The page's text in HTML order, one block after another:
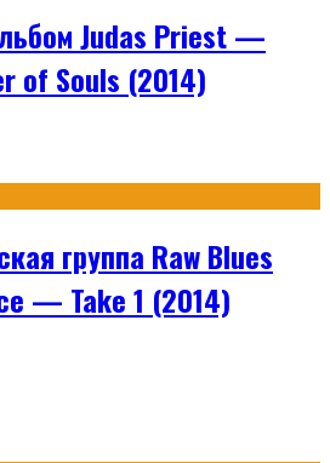
Judas Priest —
of Souls (2014)
группа Raw Blues
— Take 1 (2014)